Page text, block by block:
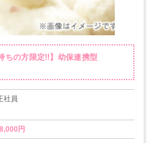
ちの方限定!!】幼保連携型
社員
円